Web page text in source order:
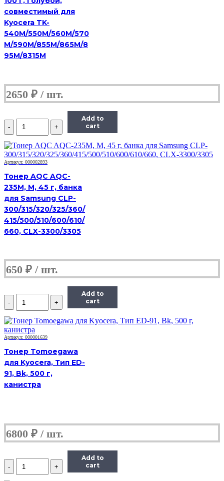
5230C
совместимый для
Kyocera TK-
540M/550M/560M/570
M/590M/855M/865M/8
95M/8315M
2650 ₽
Количество
Тонер
Hi-
Black,
банка
50г,
голубой,
совместимый,
TK-
5230C
Add to
cart
Артикул: 000002893
Тонер AQC AQC-
235M, M, 45 г, банка
для Samsung CLP-
300/315/320/325/360/
415/500/510/600/610/
660, CLX-3300/3305
650 ₽
Количество
Тонер
Hi-
Black,
банка
50г,
голубой,
совместимый,
для
TK-
5230C
Add to
cart
Артикул: 000001639
Тонер Tomoegawa
для Kyocera, Тип ED-
91, Bk, 500 г,
канистра
6800 ₽
Количество
Тонер
Add to
cart